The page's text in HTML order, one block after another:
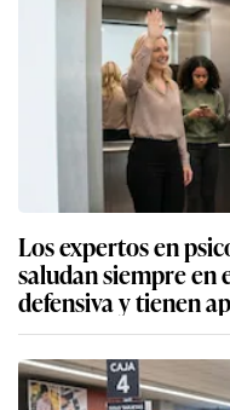
Los expertos en
saludan siempre en
defensiva y tienen